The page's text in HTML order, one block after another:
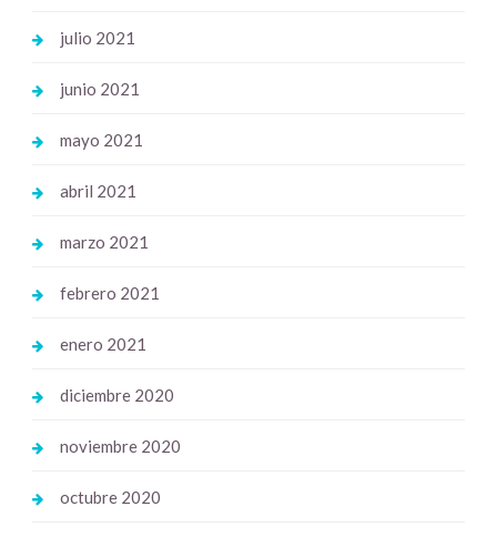
julio 2021
junio 2021
mayo 2021
abril 2021
marzo 2021
febrero 2021
enero 2021
diciembre 2020
noviembre 2020
octubre 2020